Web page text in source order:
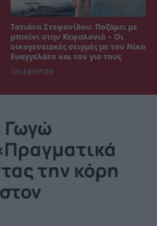
Τατιάνα Στεφανίδου: Ποζάρει με
μπικίνι στην Κεφαλονιά – Οι
οικογενειακές στιγμές με τον Νίκο
Ευαγγελάτο και τον γιο τους
CELEBRITIES
Γωγώ
την κόρη